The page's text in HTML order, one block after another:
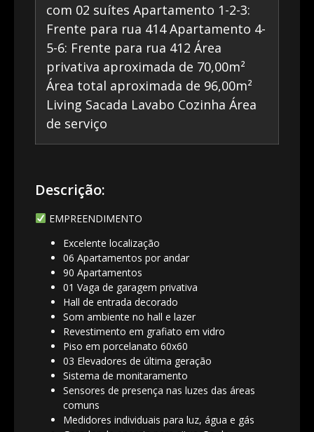
com 02 suítes Apartamento 1-2-3:
Frente para rua 414 Apartamento 4-
5-6: Frente para rua 412 Área
privativa aproximada de 70,00m²
Área total aproximada de 96,00m²
Living Sacada Lavabo Cozinha Área
de serviço
Descrição:
EMPREENDIMENTO
Excelente localização
06 Apartamentos por andar
90 Apartamentos
01 Vaga de garagem privativa
Hall de entrada decorado
Som ambiente no hall e lazer
Revestimento em grafiato em vidro
Piso em porcelanato 60x60
03 Elevadores de última geração
Sistema de monitaramento
Sensores de presença nas luzes das áreas
comuns
Medidores individuais para luz, água e gás